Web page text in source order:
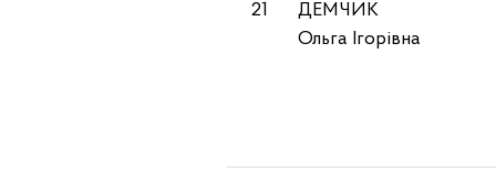
21
ДЕМЧИК
Ольга Ігорівна